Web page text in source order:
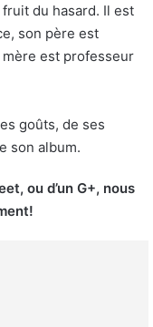
fruit du hasard. Il est
son père est
est professeur
goûts, de ses
son album.
ou d’un G+, nous